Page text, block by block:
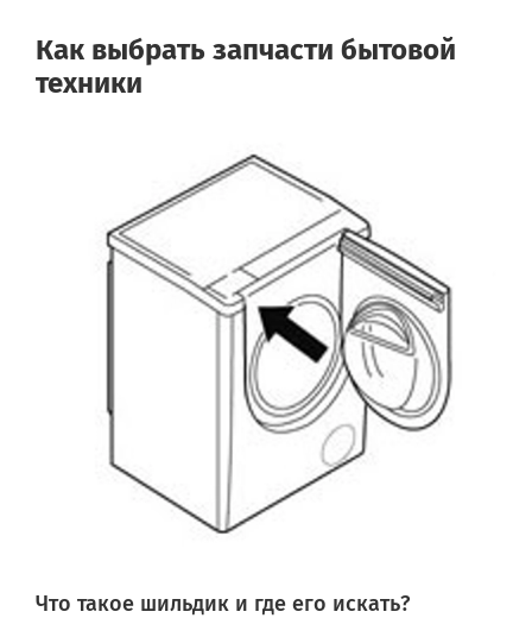
Как выбрать запчасти бытовой
техники
Что такое шильдик и где его искать?